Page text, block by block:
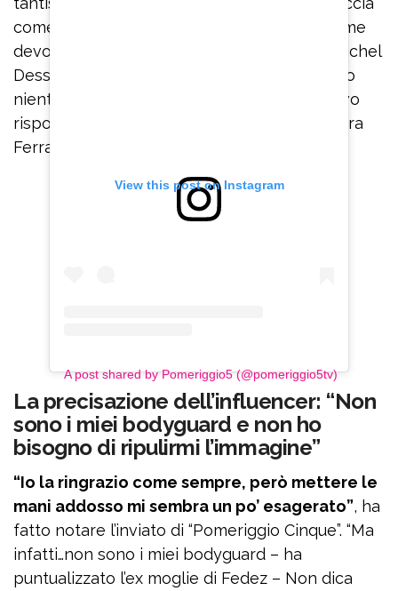
come Federico che insegna ai giornalisti come
devono fare il loro mestiere”, ha replicato Michel
Dessì visibilmente infastidito. “Io non insegno
niente a nessuno, però alle cose a cui potevo
rispondere ho risposto”, ha sentenziato Chiara
Ferragni.
View this post on Instagram
A post shared by Pomeriggio5 (@pomeriggio5tv)
La precisazione dell’influencer: “Non
sono i miei bodyguard e non ho
bisogno di ripulirmi l’immagine”
“Io la ringrazio come sempre, però mettere le
mani addosso mi sembra un po’ esagerato”, ha
fatto notare l’inviato di “Pomeriggio Cinque”. “Ma
infatti…non sono i miei bodyguard – ha
puntualizzato l’ex moglie di Fedez – Non dica